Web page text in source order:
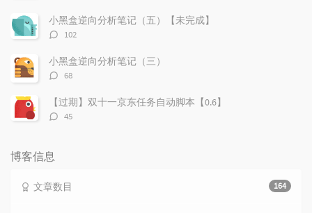
数：
小黑盒逆向分析笔记（五）【未完成】
评
数：
102
小黑盒逆向分析笔记（三）
评
数：
68
【过期】双十一京东任务自动脚本【0.6】
评
45
博客信息
164
文章数目